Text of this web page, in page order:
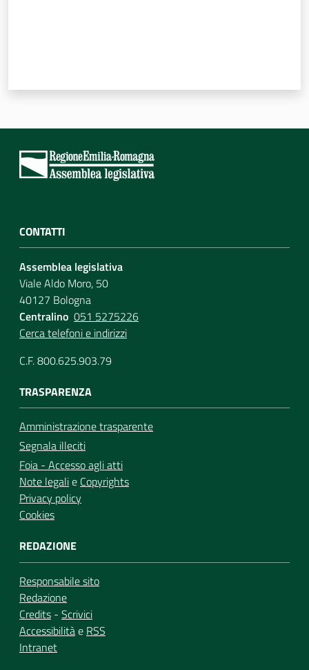
CONTATTI
Assemblea legislativa
Viale Aldo Moro, 50
40127 Bologna
Centralino 051 5275226
Cerca telefoni e indirizzi
C.F. 800.625.903.79
TRASPARENZA
Amministrazione trasparente
Segnala illeciti
Foia - Accesso agli atti
Note legalie Copyrights
Privacy policy
Cookies
REDAZIONE
Responsabile sito
Redazione
Credits - Scrivici
Accessibilitàe RSS
Intranet